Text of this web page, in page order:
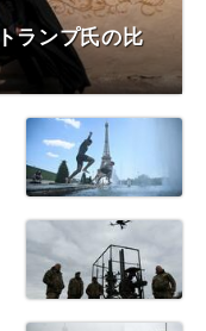
ランプ氏の比